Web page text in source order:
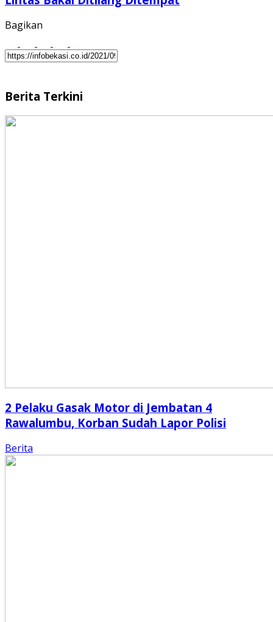
Bagikan
Berita Terkini
2 Pelaku Gasak Motor di Jembatan 4
Rawalumbu, Korban Sudah Lapor Polisi
Berita